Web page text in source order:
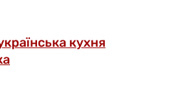
кухня